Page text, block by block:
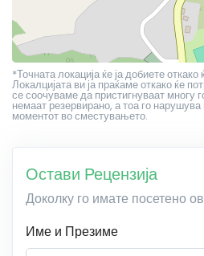
*Точната локација ќе ја добиете
Локалцијата ви ја праќаме откако ќе
се соочуваме да пристигнуваат многу
немаат резервирано, а тоа го
моментот во сместувањето.
Остави Рецензија
Доколку го имате посетено
Име и Презиме